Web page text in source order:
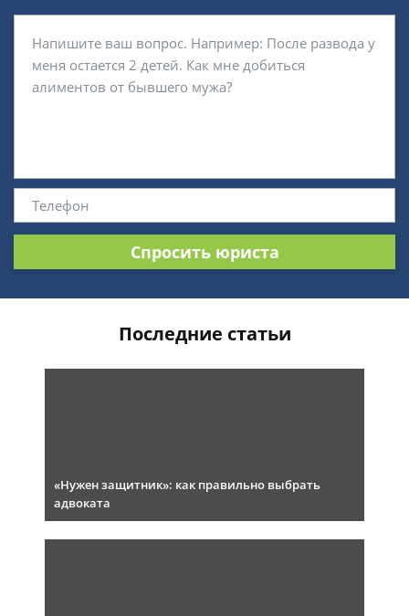
Спросить юриста
Последние статьи
«Нужен защитник»: как правильно выбрать
адвоката